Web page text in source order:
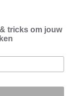
tricks om jouw